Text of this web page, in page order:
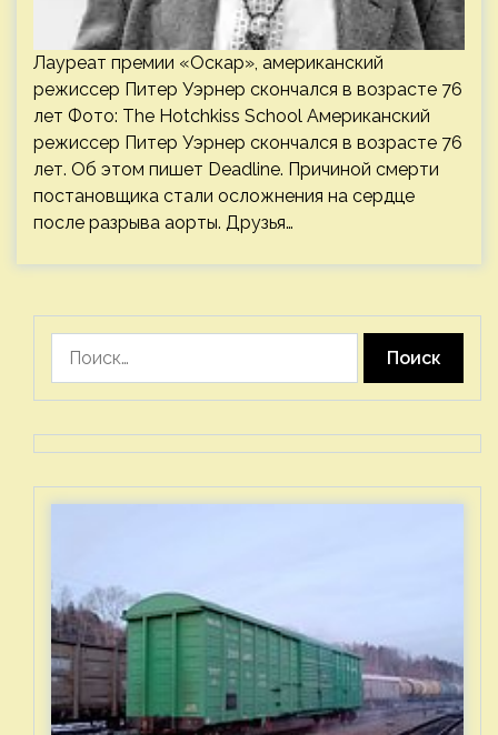
Лауреат премии «Оскар», американский
режиссер Питер Уэрнер скончался в возрасте 76
лет Фото: The Hotchkiss School Американский
режиссер Питер Уэрнер скончался в возрасте 76
лет. Об этом пишет Deadline. Причиной смерти
постановщика стали осложнения на сердце
после разрыва аорты. Друзья…